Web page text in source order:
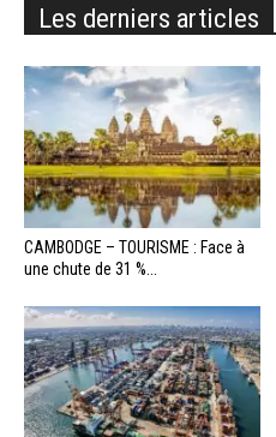
Les derniers articles
CAMBODGE – TOURISME : Face à
une chute de 31 %...